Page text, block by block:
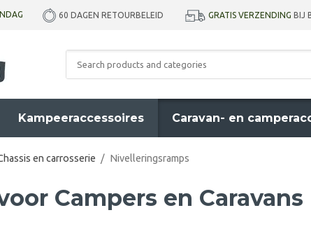
60 DAGEN RETOURBELEID GRATIS VERZENDING BIJ
Kampeeraccessoires Caravan- en
en carrosserie / Nivelleringsramps
Campers en Caravans